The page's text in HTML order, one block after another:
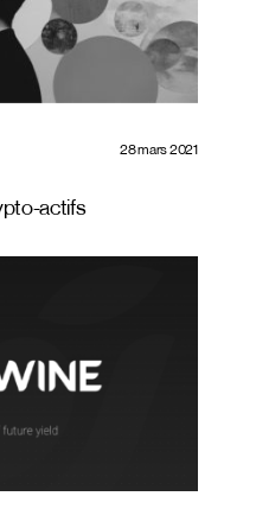
28 mars 2021
actifs